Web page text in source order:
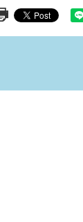
印刷ページ表示